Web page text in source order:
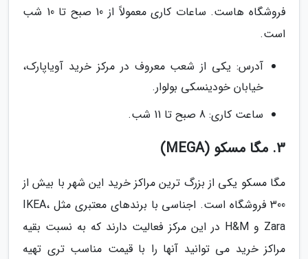
فروشگاه هاست. ساعات کاری معمولاً از 10 صبح تا 10 شب
است.
آدرس: یکی از شعب معروف در مرکز خرید آویاپارک،
خیابان خودینسکی بولوار.
ساعت کاری: 8 صبح تا 11 شب.
3. مگا مسکو (MEGA)
مگا مسکو یکی از بزرگ ترین مراکز خرید این شهر با بیش از
300 فروشگاه است. اجناسی با برندهای معتبری مثل IKEA،
Zara و H&M در این مرکز فعالیت دارند که به نسبت بقیه
مراکز خرید می توانید آنها را با قیمت مناسب تری تهیه